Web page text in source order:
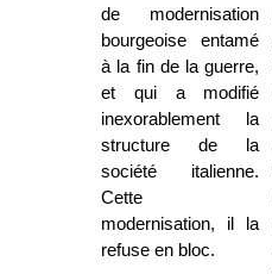
de modernisation
bourgeoise entamé
à la fin de la guerre,
et qui a modifié
inexorablement la
structure de la
société italienne.
Cette
modernisation, il la
refuse en bloc.